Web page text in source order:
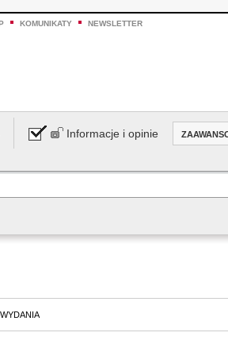
KOMUNIKATY NEWSLETTER
Informacje i opinie